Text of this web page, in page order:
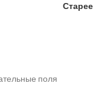
Старее
поля